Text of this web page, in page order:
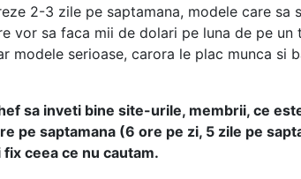
2-3 zile pe saptamana, modele care sa
vor sa faca mii de dolari pe luna de pe un
serioase, carora le plac munca si
sa inveti bine site-urile, membrii, ce
pe saptamana (6 ore pe zi, 5 zile pe
ceea ce nu cautam.